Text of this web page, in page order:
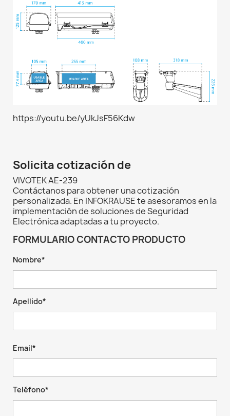
https://youtu.be/yUkJsF56Kdw
Solicita cotización de
VIVOTEK AE-239
Contáctanos para obtener una cotización
personalizada. En INFOKRAUSE te asesoramos en la
implementación de soluciones de Seguridad
Electrónica adaptadas a tu proyecto.
FORMULARIO CONTACTO PRODUCTO
Nombre*
Apellido*
Email*
Teléfono*